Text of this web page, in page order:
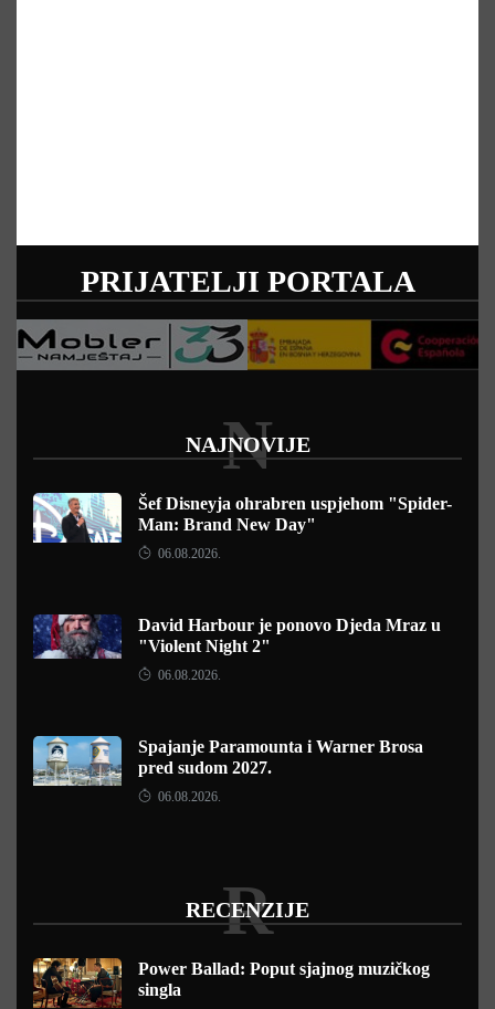
PRIJATELJI PORTALA
NAJNOVIJE
N
Šef Disneyja ohrabren uspjehom "Spider-
Man: Brand New Day"
06.08.2026.
David Harbour je ponovo Djeda Mraz u
"Violent Night 2"
06.08.2026.
Spajanje Paramounta i Warner Brosa
pred sudom 2027.
06.08.2026.
RECENZIJE
R
Power Ballad: Poput sjajnog muzičkog
singla